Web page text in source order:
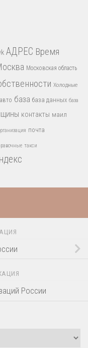
АДРЕС Время
Московская область
Холодные
авто база база данных база
контакты маил
почта
такси
России